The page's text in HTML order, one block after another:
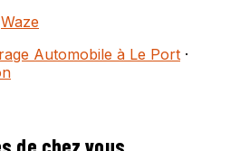
Waze
Automobile à Le Port ·
de chez vous